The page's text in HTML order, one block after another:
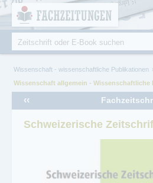
Fachzeitungen.de - Das
Fachmagazine
Suche
Sie sind hier
Wissenschaft - wissenschaftliche Publikationen
Wissenschaft allgemein - Wissenschaftliche
‹‹
Schweizerische
Cookie-Einstellungen